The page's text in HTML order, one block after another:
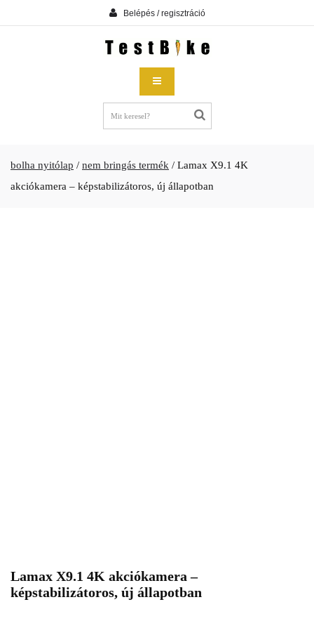
Belépés / regisztráció
bolha nyitólap / nem bringás termék / Lamax X9.1 4K
akciókamera – képstabilizátoros, új állapotban
Lamax X9.1 4K akciókamera –
képstabilizátoros, új állapotban